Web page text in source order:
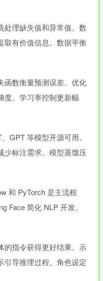
处理缺失值和异常值。数
取有价值信息。数据平衡
函数衡量预测误差。优化
度。学习率控制更新幅
GPT 等模型开源可用。
少标注需求。模型蒸馏压
和 PyTorch 是主流框
Face 简化 NLP 开发。
的指令获得更好结果。示
引导推理过程。角色设定